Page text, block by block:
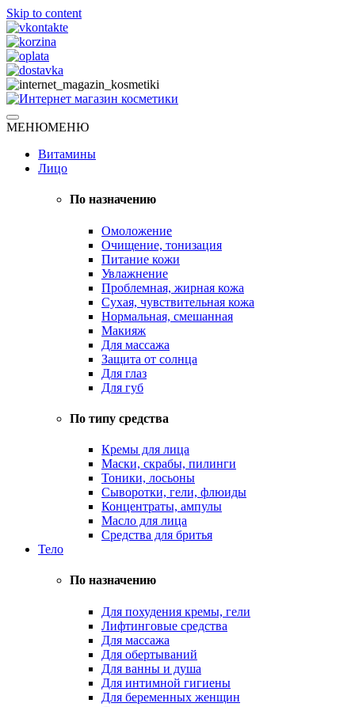
Skip to content
Интернет магазин косметики
Натуральная косметика
МЕНЮМЕНЮ
Витамины
Лицо
По назначению
Омоложение
Очищение, тонизация
Питание кожи
Увлажнение
Проблемная, жирная кожа
Сухая, чувствительная кожа
Нормальная, смешанная
Макияж
Для массажа
Защита от солнца
Для глаз
Для губ
По типу средства
Кремы для лица
Маски, скрабы, пилинги
Тоники, лосьоны
Сыворотки, гели, флюиды
Концентраты, ампулы
Масло для лица
Средства для бритья
Тело
По назначению
Для похудения кремы, гели
Лифтинговые средства
Для массажа
Для обертываний
Для ванны и душа
Для интимной гигиены
Для беременных женщин